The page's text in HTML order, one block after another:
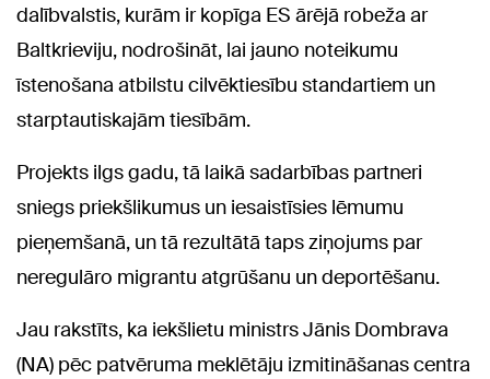
dalībvalstis, kurām ir kopīga ES ārējā robeža ar
Baltkrieviju, nodrošināt, lai jauno noteikumu
īstenošana atbilstu cilvēktiesību standartiem un
starptautiskajām tiesībām.
Projekts ilgs gadu, tā laikā sadarbības partneri
sniegs priekšlikumus un iesaistīsies lēmumu
pieņemšanā, un tā rezultātā taps ziņojums par
neregulāro migrantu atgrūšanu un deportēšanu.
Jau rakstīts, ka iekšlietu ministrs Jānis Dombrava
(NA) pēc patvēruma meklētāju izmitināšanas centra